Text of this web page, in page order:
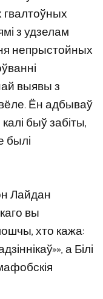
гвалтоўных
з удзелам
непрыстойных
выявы з
Ён адбываў
быў забіты,
былі
Лайдан
вы
хто кажа:
а Білі